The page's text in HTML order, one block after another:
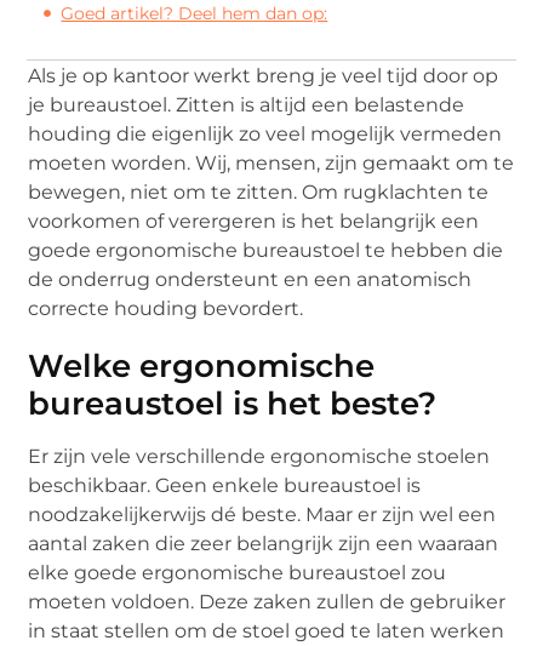
Goed artikel? Deel hem dan op:
Als je op kantoor werkt breng je veel tijd door op
je bureaustoel. Zitten is altijd een belastende
houding die eigenlijk zo veel mogelijk vermeden
moeten worden. Wij, mensen, zijn gemaakt om te
bewegen, niet om te zitten. Om rugklachten te
voorkomen of verergeren is het belangrijk een
goede ergonomische bureaustoel te hebben die
de onderrug ondersteunt en een anatomisch
correcte houding bevordert.
Welke ergonomische
bureaustoel is het beste?
Er zijn vele verschillende ergonomische stoelen
beschikbaar. Geen enkele bureaustoel is
noodzakelijkerwijs dé beste. Maar er zijn wel een
aantal zaken die zeer belangrijk zijn een waaraan
elke goede ergonomische bureaustoel zou
moeten voldoen. Deze zaken zullen de gebruiker
in staat stellen om de stoel goed te laten werken